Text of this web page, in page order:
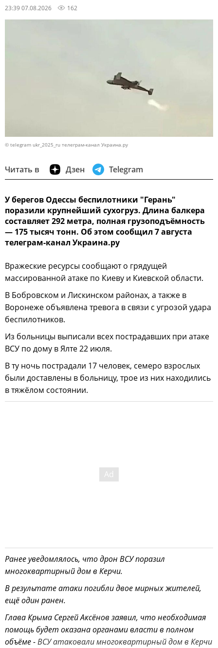
23:39 07.08.2026 162
© telegram ukr_2025_ru телеграм-канал Украина.ру
Читать в Дзен Telegram
У берегов Одессы беспилотники "Герань"
поразили крупнейший сухогруз. Длина балкера
составляет 292 метра, полная грузоподъёмность
— 175 тысяч тонн. Об этом сообщил 7 августа
телеграм-канал Украина.ру
Вражеские ресурсы сообщают о грядущей
массированной атаке по Киеву и Киевской области.
В Бобровском и Лискинском районах, а также в
Воронеже объявлена тревога в связи с угрозой удара
беспилотников.
Из больницы выписали всех пострадавших при атаке
ВСУ по дому в Ялте 22 июля.
В ту ночь пострадали 17 человек, семеро взрослых
были доставлены в больницу, трое из них находились
в тяжёлом состоянии.
Ранее уведомлялось, что дрон ВСУ поразил
многоквартирный дом в Керчи.
В результате атаки погибли двое мирных жителей,
ещё один ранен.
Глава Крыма Сергей Аксёнов заявил, что необходимая
помощь будет оказана органами власти в полном
объёме -ВСУ атаковали многоквартирный дом в Керчи